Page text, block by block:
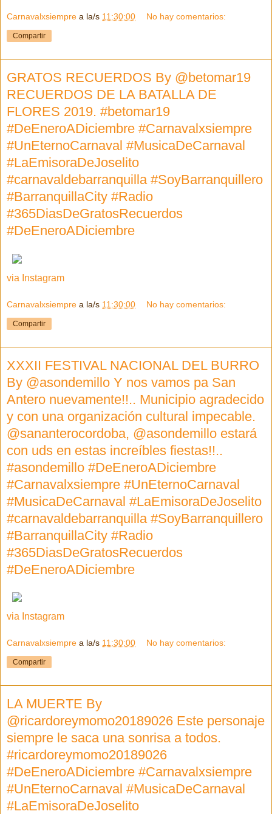
Carnavalxsiempre a la/s 11:30:00 No hay comentarios:
Compartir
GRATOS RECUERDOS By @betomar19
RECUERDOS DE LA BATALLA DE
FLORES 2019. #betomar19
#DeEneroADiciembre #Carnavalxsiempre
#UnEternoCarnaval #MusicaDeCarnaval
#LaEmisoraDeJoselito
#carnavaldebarranquilla #SoyBarranquillero
#BarranquillaCity #Radio
#365DiasDeGratosRecuerdos
#DeEneroADiciembre
via Instagram
Carnavalxsiempre a la/s 11:30:00 No hay comentarios:
Compartir
XXXII FESTIVAL NACIONAL DEL BURRO
By @asondemillo Y nos vamos pa San
Antero nuevamente!!.. Municipio agradecido
y con una organización cultural impecable.
@sananterocordoba, @asondemillo estará
con uds en estas increíbles fiestas!!..
#asondemillo #DeEneroADiciembre
#Carnavalxsiempre #UnEternoCarnaval
#MusicaDeCarnaval #LaEmisoraDeJoselito
#carnavaldebarranquilla #SoyBarranquillero
#BarranquillaCity #Radio
#365DiasDeGratosRecuerdos
#DeEneroADiciembre
via Instagram
Carnavalxsiempre a la/s 11:30:00 No hay comentarios:
Compartir
LA MUERTE By
@ricardoreymomo20189026 Este personaje
siempre le saca una sonrisa a todos.
#ricardoreymomo20189026
#DeEneroADiciembre #Carnavalxsiempre
#UnEternoCarnaval #MusicaDeCarnaval
#LaEmisoraDeJoselito